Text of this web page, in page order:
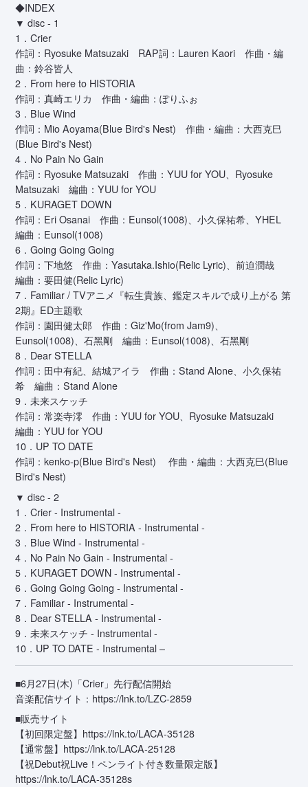
◆INDEX
▼ disc - 1
1．Crier
作詞：Ryosuke Matsuzaki RAP詞：Lauren Kaori 作曲・編
曲：鈴谷皆人
2．From here to HISTORIA
作詞：真崎エリカ 作曲・編曲：ぽりふぉ
3．Blue Wind
作詞：Mio Aoyama(Blue Bird's Nest) 作曲・編曲：大西克巳
(Blue Bird's Nest)
4．No Pain No Gain
作詞：Ryosuke Matsuzaki 作曲：YUU for YOU、Ryosuke
Matsuzaki 編曲：YUU for YOU
5．KURAGET DOWN
作詞：Eri Osanai 作曲：Eunsol(1008)、小久保祐希、YHEL
編曲：Eunsol(1008)
6．Going Going Going
作詞：下地悠 作曲：Yasutaka.Ishio(Relic Lyric)、前迫潤哉
編曲：要田健(Relic Lyric)
7．Familiar / TVアニメ『転生貴族、鑑定スキルで成り上がる 第
2期』ED主題歌
作詞：園田健太郎 作曲：Giz'Mo(from Jam9)、
Eunsol(1008)、石黑剛 編曲：Eunsol(1008)、石黑剛
8．Dear STELLA
作詞：田中有紀、結城アイラ 作曲：Stand Alone、小久保祐
希 編曲：Stand Alone
9．未来スケッチ
作詞：常楽寺澪 作曲：YUU for YOU、Ryosuke Matsuzaki
編曲：YUU for YOU
10．UP TO DATE
作詞：kenko-p(Blue Bird's Nest) 作曲・編曲：大西克巳(Blue
Bird's Nest)
▼ disc - 2
1．Crier - Instrumental -
2．From here to HISTORIA - Instrumental -
3．Blue Wind - Instrumental -
4．No Pain No Gain - Instrumental -
5．KURAGET DOWN - Instrumental -
6．Going Going Going - Instrumental -
7．Familiar - Instrumental -
8．Dear STELLA - Instrumental -
9．未来スケッチ - Instrumental -
10．UP TO DATE - Instrumental –
■6月27日(木)「Crier」先行配信開始
音楽配信サイト： https://lnk.to/LZC-2859
■販売サイト
【初回限定盤】 https://lnk.to/LACA-35128
【通常盤】 https://lnk.to/LACA-25128
【祝Debut祝Live！ペンライト付き数量限定版】
https://lnk.to/LACA-35128s